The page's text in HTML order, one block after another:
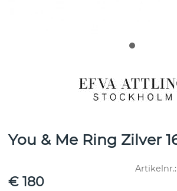
You & Me Ring Zilver
Artikelnr.:
€ 180